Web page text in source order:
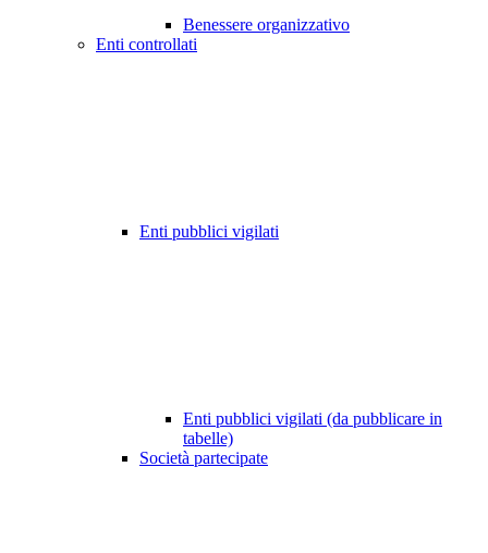
Benessere organizzativo
Enti controllati
Enti pubblici vigilati
Enti pubblici vigilati (da pubblicare in
tabelle)
Società partecipate